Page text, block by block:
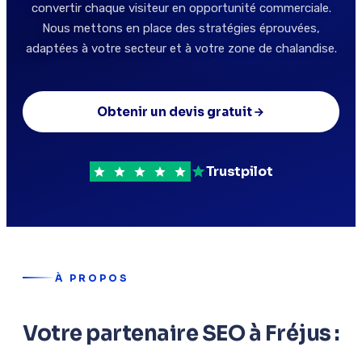
convertir chaque visiteur en opportunité commerciale.
Nous mettons en place des stratégies éprouvées,
adaptées à votre secteur et à votre zone de chalandise.
Obtenir un devis gratuit
Trustpilot
À PROPOS
Votre partenaire SEO à Fréjus :